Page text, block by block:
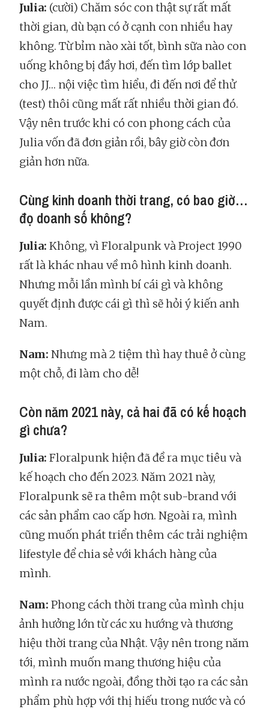
Julia: (cười) Chăm sóc con thật sự rất mất
thời gian, dù bạn có ở cạnh con nhiều hay
không. Từ bỉm nào xài tốt, bình sữa nào con
uống không bị đầy hơi, đến tìm lớp ballet
cho JJ… nội việc tìm hiểu, đi đến nơi để thử
(test) thôi cũng mất rất nhiều thời gian đó.
Vậy nên trước khi có con phong cách của
Julia vốn đã đơn giản rồi, bây giờ còn đơn
giản hơn nữa.
Cùng kinh doanh thời trang, có bao giờ…
đọ doanh số không?
Julia: Không, vì Floralpunk và Project 1990
rất là khác nhau về mô hình kinh doanh.
Nhưng mỗi lần mình bí cái gì và không
quyết định được cái gì thì sẽ hỏi ý kiến anh
Nam.
Nam: Nhưng mà 2 tiệm thì hay thuê ở cùng
một chỗ, đi làm cho dễ!
Còn năm 2021 này, cả hai đã có kế hoạch
gì chưa?
Julia: Floralpunk hiện đã đề ra mục tiêu và
kế hoạch cho đến 2023. Năm 2021 này,
Floralpunk sẽ ra thêm một sub-brand với
các sản phẩm cao cấp hơn. Ngoài ra, mình
cũng muốn phát triển thêm các trải nghiệm
lifestyle để chia sẻ với khách hàng của
mình.
Nam: Phong cách thời trang của mình chịu
ảnh hưởng lớn từ các xu hướng và thương
hiệu thời trang của Nhật. Vậy nên trong năm
tới, mình muốn mang thương hiệu của
mình ra nước ngoài, đồng thời tạo ra các sản
phẩm phù hợp với thị hiếu trong nước và có